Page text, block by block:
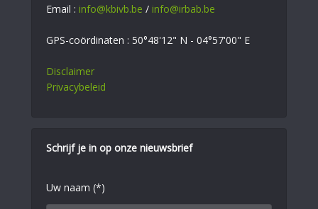
Email : info@kbivb.be / info@irbab.be
GPS-coördinaten : 50°48'12" N - 04°57'00" E
Disclaimer
Privacybeleid
Schrijf je in op onze nieuwsbrief
Uw naam (*)